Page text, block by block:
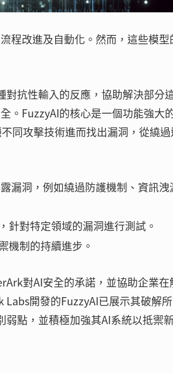
程改進及自動化。然而，這些模型
抗性輸入的反應，協助解決部分
。FuzzyAI的核心是一個功能強大
同攻擊技術進而找出漏洞，從繞
漏洞，例如繞過防護機制、資訊洩
針對特定領域的漏洞進行測試。
機制的持續進步。
對AI安全的承諾，並協助企業在
開發的FuzzyAI已展示其破解
點，並積極加強其AI系統以抵禦